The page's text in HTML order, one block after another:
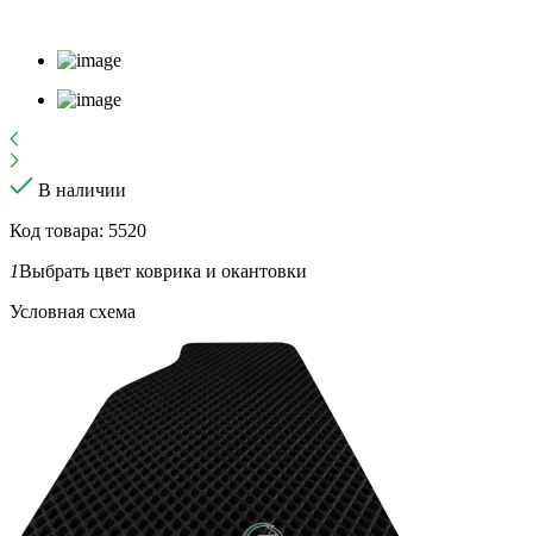
В наличии
Код товара: 5520
1Выбрать цвет коврика и окантовки
Условная схема